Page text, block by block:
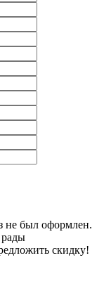
не был оформлен.
скидку!